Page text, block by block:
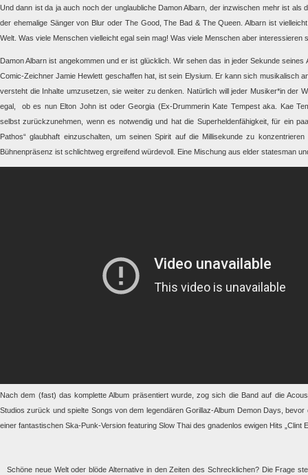
Und dann ist da ja auch noch der unglaubliche Damon Albarn, der inzwischen mehr ist als
der ehemalige Sänger von Blur oder The Good, The Bad & The Queen. Albarn ist
Welt. Was viele Menschen vielleicht egal sein mag! Was viele Menschen aber interessieren
Damon Albarn ist angekommen und er ist glücklich. Wir sehen das in jeder Sekunde seines
Comic-Zeichner Jamie Hewlett geschaffen hat, ist sein Elysium. Er kann sich musikalisch
versteht die Inhalte umzusetzen, sie weiter zu denken. Natürlich will jeder Musiker*in der
egal, ob es nun Elton John ist oder Georgia (Ex-Drummerin Kate Tempest aka. Kae
selbst zurückzunehmen, wenn es notwendig und hat die Superheldenfähigkeit, für ein
Pathos“ glaubhaft einzuschalten, um seinen Spirit auf die Millisekunde zu
Bühnenpräsenz ist schlichtweg ergreifend würdevoll. Eine Mischung aus elder statesman
Nach dem (fast) das komplette Album präsentiert wurde, zog sich die Band auf die
Studios zurück und spielte Songs von dem legendären Gorillaz-Album Demon Days, bevor
einer fantastischen Ska-Punk-Version featuring Slow Thai des gnadenlos ewigen Hits „Clint
Schöne neue Welt oder blöde Alternative in den Zeiten des Schrecklichen? Die Frage